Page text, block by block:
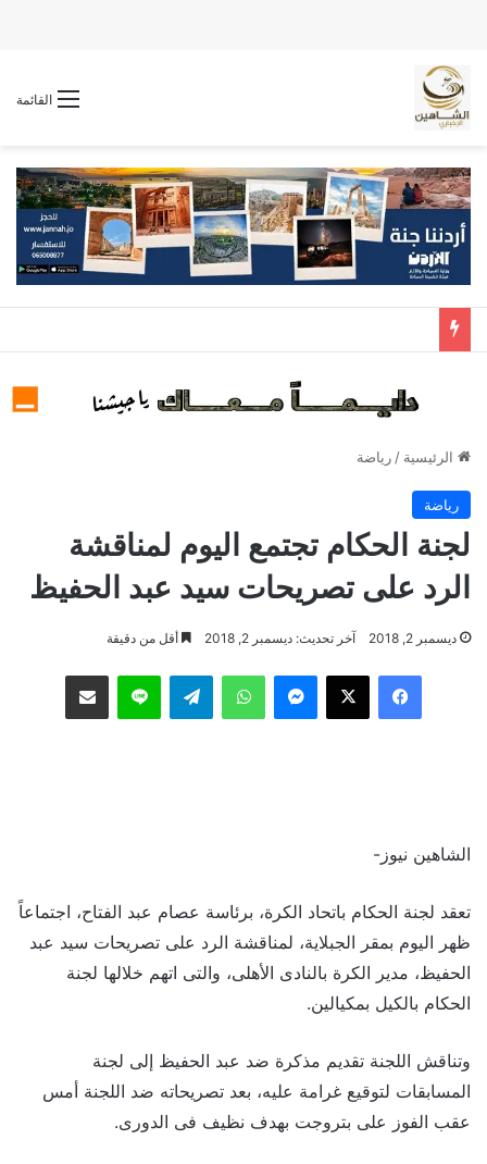
القائمة
الرئيسية / رياضة
رياضة
لجنة الحكام تجتمع اليوم لمناقشة
الرد على تصريحات سيد عبد الحفيظ
ديسمبر 2, 2018 آخر تحديث: ديسمبر 2, 2018 أقل من دقيقة
فيسبوك ‫X ماسنجر واتساب تيلقرام لاين مشاركة عبر البريد
الشاهين نيوز-
تعقد لجنة الحكام باتحاد الكرة، برئاسة عصام عبد الفتاح، اجتماعاً
ظهر اليوم بمقر الجبلاية، لمناقشة الرد على تصريحات سيد عبد
الحفيظ، مدير الكرة بالنادى الأهلى، والتى اتهم خلالها لجنة
الحكام بالكيل بمكيالين.
وتناقش اللجنة تقديم مذكرة ضد عبد الحفيظ إلى لجنة
المسابقات لتوقيع غرامة عليه، بعد تصريحاته ضد اللجنة أمس
عقب الفوز على بتروجت بهدف نظيف فى الدورى.